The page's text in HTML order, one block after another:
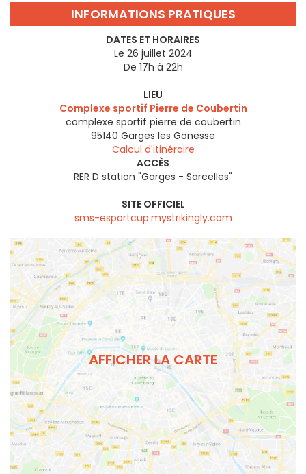
INFORMATIONS PRATIQUES
DATES ET HORAIRES
Le 26 juillet 2024
De 17h à 22h
LIEU
Complexe sportif Pierre de Coubertin
complexe sportif pierre de coubertin
95140 Garges les Gonesse
Calcul d'itinéraire
ACCÈS
RER D station "Garges - Sarcelles"
SITE OFFICIEL
sms-esportcup.mystrikingly.com
AFFICHER LA CARTE